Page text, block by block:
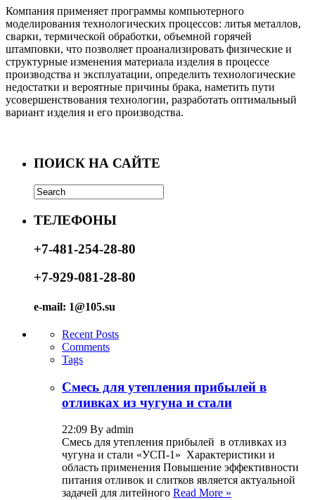
Компания применяет программы компьютерного
моделирования технологических процессов: литья металлов,
сварки, термической обработки, объемной горячей
штамповки, что позволяет проанализировать физические и
структурные изменения материала изделия в процессе
производства и эксплуатации, определить технологические
недостатки и вероятные причины брака, наметить пути
усовершенствования технологии, разработать оптимальный
вариант изделия и его производства.
ПОИСК НА САЙТЕ
ТЕЛЕФОНЫ
+7-481-254-28-80
+7-929-081-28-80
e-mail: 1@105.su
Recent Posts
Comments
Tags
Смесь для утепления прибылей в
отливках из чугуна и стали
22:09 By admin
Смесь для утепления прибылей в отливках из
чугуна и стали «УСП-1» Характеристики и
область применения Повышение эффективности
питания отливок и слитков является актуальной
задачей для литейного Read More »